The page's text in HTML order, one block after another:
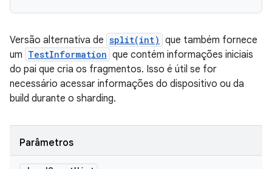
Versão alternativa de split(int) que também fornece
um TestInformation que contém informações iniciais
do pai que cria os fragmentos. Isso é útil se for
necessário acessar informações do dispositivo ou da
build durante o sharding.
Parâmetros